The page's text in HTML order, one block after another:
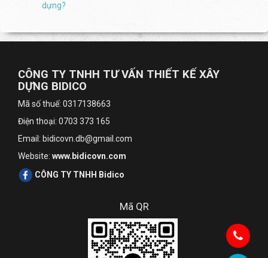
dựng?
CÔNG TY TNHH TƯ VẤN THIẾT KẾ XÂY
DỰNG BIDICO
Mã số thuế: 0317138663
Điện thoại: 0703 373 165
Email: bidicovn.db@gmail.com
Website: www.bidicovn.com
CÔNG TY TNHH Bidico
Mã QR